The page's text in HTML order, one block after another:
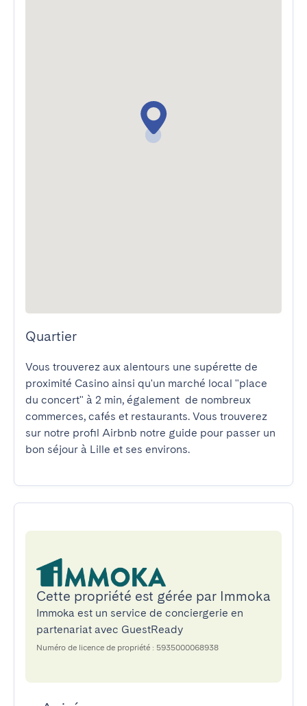
Quartier
Vous trouverez aux alentours une supérette de
proximité Casino ainsi qu'un marché local "place
du concert" à 2 min, également  de nombreux
commerces, cafés et restaurants. Vous trouverez
sur notre profil Airbnb notre guide pour passer un
bon séjour à Lille et ses environs.
Cette propriété est gérée par Immoka
Immoka est un service de conciergerie en
partenariat avec GuestReady
Numéro de licence de propriété : 5935000068938